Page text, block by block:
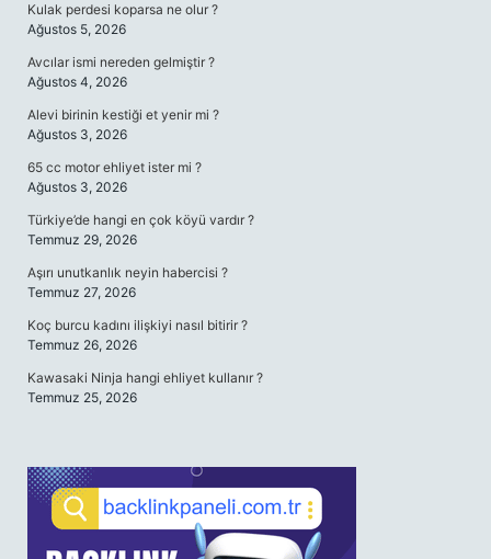
Kulak perdesi koparsa ne olur ?
Ağustos 5, 2026
Avcılar ismi nereden gelmiştir ?
Ağustos 4, 2026
Alevi birinin kestiği et yenir mi ?
Ağustos 3, 2026
65 cc motor ehliyet ister mi ?
Ağustos 3, 2026
Türkiye’de hangi en çok köyü vardır ?
Temmuz 29, 2026
Aşırı unutkanlık neyin habercisi ?
Temmuz 27, 2026
Koç burcu kadını ilişkiyi nasıl bitirir ?
Temmuz 26, 2026
Kawasaki Ninja hangi ehliyet kullanır ?
Temmuz 25, 2026